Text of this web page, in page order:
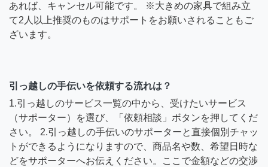
あれば、キャンセル可能です。 ※大きめの家具で組み立
て2人以上推奨のものはサポートをお願いされることもご
ざいます。
引っ越しの手伝いを依頼する流れは？
1.引っ越しのサービス一覧の中から、受けたいサービス
（サポーター）を選び、「依頼相談」ボタンを押してくだ
さい。 2.引っ越しの手伝いのサポーターと直接個別チャッ
トができるようになりますので、商品名や数、希望日時な
どをサポーターへお伝えください。ここで金額などの交渉